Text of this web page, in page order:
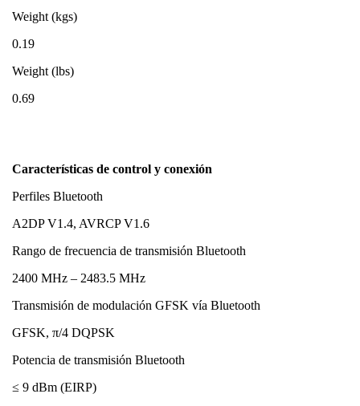
Weight (kgs)
0.19
Weight (lbs)
0.69
Características de control y conexión
Perfiles Bluetooth
A2DP V1.4, AVRCP V1.6
Rango de frecuencia de transmisión Bluetooth
2400 MHz – 2483.5 MHz
Transmisión de modulación GFSK vía Bluetooth
GFSK, π/4 DQPSK
Potencia de transmisión Bluetooth
≤ 9 dBm (EIRP)